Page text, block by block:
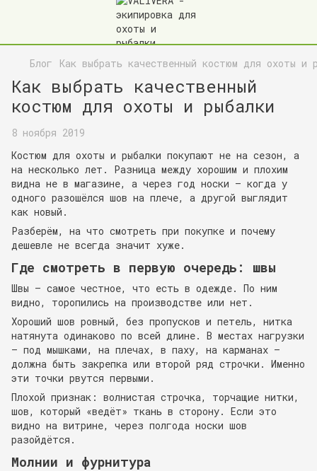
Блог Как выбрать качественный костюм для охоты и
Как выбрать качественный
костюм для охоты и рыбалки
8 ноября 2019
Костюм для охоты и рыбалки покупают не на сезон, а
на несколько лет. Разница между хорошим и плохим
видна не в магазине, а через год носки — когда у
одного разошёлся шов на плече, а другой выглядит
как новый.
Разберём, на что смотреть при покупке и почему
дешевле не всегда значит хуже.
Где смотреть в первую очередь: швы
Швы — самое честное, что есть в одежде. По ним
видно, торопились на производстве или нет.
Хороший шов ровный, без пропусков и петель, нитка
натянута одинаково по всей длине. В местах нагрузки
— под мышками, на плечах, в паху, на карманах —
должна быть закрепка или второй ряд строчки. Именно
эти точки рвутся первыми.
Плохой признак: волнистая строчка, торчащие нитки,
шов, который «ведёт» ткань в сторону. Если это
видно на витрине, через полгода носки шов
разойдётся.
Молнии и фурнитура